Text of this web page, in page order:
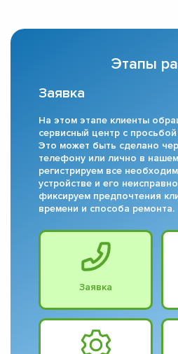
Этапы
Заявка
На этом этапе клиенты
сервисный центр с
Это может быть сделано
телефону или лично в
регистрируем все
устройстве и его
фиксируем предпочтения
времени и способа ремонта.
Заявка